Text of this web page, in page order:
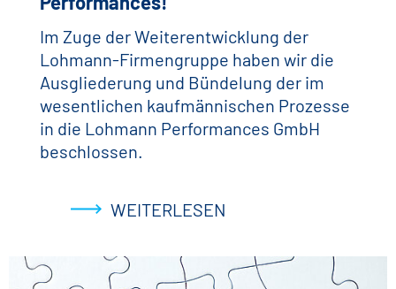
Im Zuge der Weiterentwicklung der
Lohmann-Firmengruppe haben wir die
Ausgliederung und Bündelung der im
wesentlichen kaufmännischen Prozesse
in die Lohmann Performances GmbH
beschlossen.
WEITERLESEN